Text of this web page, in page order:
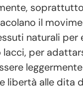
il
naturali per
per
libertà alle dita